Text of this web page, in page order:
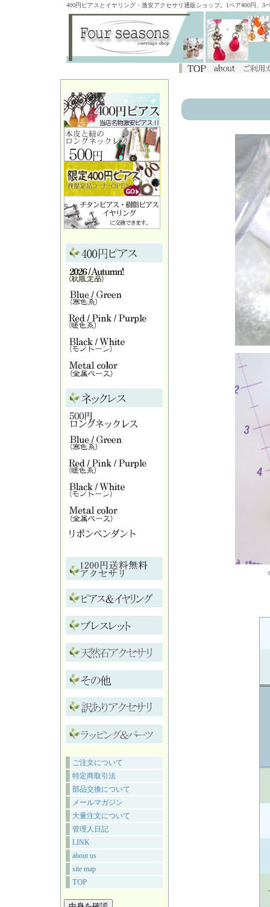
400円ピアスとイヤリング・激安アクセサリ通販ショップ。1ペア400円、
ご注文について
特定商取引法
部品交換について
メールマガジン
大量注文について
管理人日記
LINK
about us
site map
TOP